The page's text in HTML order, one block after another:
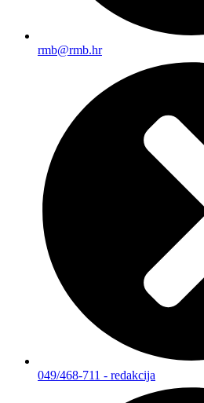
rmb@rmb.hr
049/468-711 - redakcija